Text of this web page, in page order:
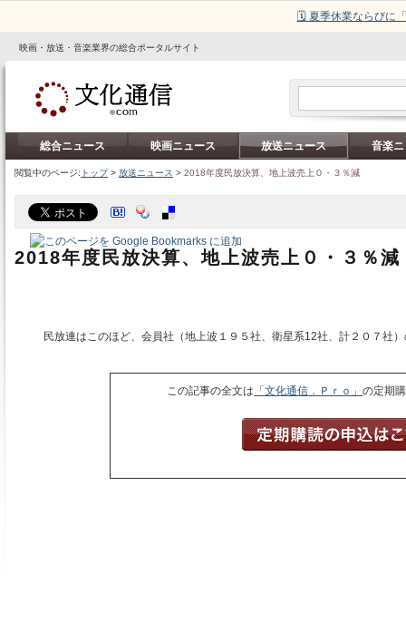
🗓️ 夏季休業ならびに
映画・放送・音楽業界の総合ポータルサイト
総合ニュース 映画ニュース 放送ニュース 音楽
閲覧中のページ: トップ> 放送ニュース > 2018年度民放決算、地上波売上０・３％減
2018年度民放決算、地上波売上０・３％減
民放連はこのほど、会員社（地上波１９５社、衛星系12社、計２０７社
この記事の全文は 「文化通信．Ｐｒｏ」の定期